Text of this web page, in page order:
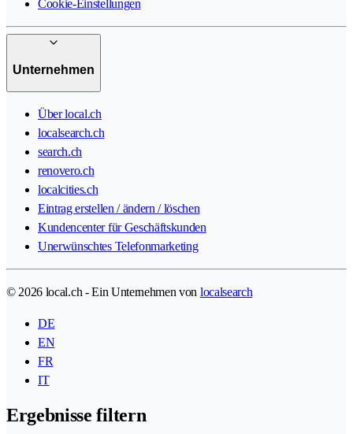
Cookie-Einstellungen
Unternehmen
Über local.ch
localsearch.ch
search.ch
renovero.ch
localcities.ch
Eintrag erstellen / ändern / löschen
Kundencenter für Geschäftskunden
Unerwünschtes Telefonmarketing
© 2026 local.ch - Ein Unternehmen von localsearch
DE
EN
FR
IT
Ergebnisse filtern